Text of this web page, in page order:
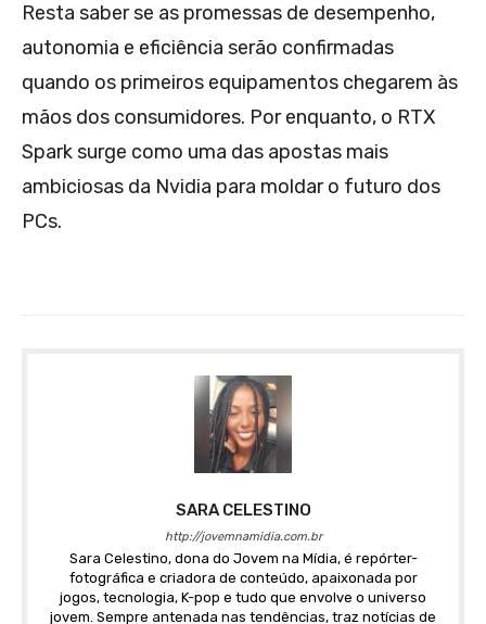
Resta saber se as promessas de desempenho,
autonomia e eficiência serão confirmadas
quando os primeiros equipamentos chegarem às
mãos dos consumidores. Por enquanto, o RTX
Spark surge como uma das apostas mais
ambiciosas da Nvidia para moldar o futuro dos
PCs.
SARA CELESTINO
http://jovemnamidia.com.br
Sara Celestino, dona do Jovem na Mídia, é repórter-
fotográfica e criadora de conteúdo, apaixonada por
jogos, tecnologia, K-pop e tudo que envolve o universo
jovem. Sempre antenada nas tendências, traz notícias de